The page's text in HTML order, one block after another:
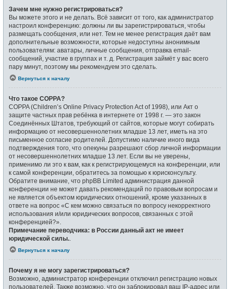
Зачем мне нужно регистрироваться?
Вы можете этого и не делать. Всё зависит от того, как администратор
настроил конференцию: должны ли вы зарегистрироваться, чтобы
размещать сообщения, или нет. Тем не менее регистрация даёт вам
дополнительные возможности, которые недоступны анонимным
пользователям: аватары, личные сообщения, отправка email-
сообщений, участие в группах и т. д. Регистрация займёт у вас всего
пару минут, поэтому мы рекомендуем это сделать.
Вернуться к началу
Что такое COPPA?
COPPA (Children’s Online Privacy Protection Act of 1998), или Акт о
защите частных прав ребёнка в интернете от 1998 г. — это закон
Соединённых Штатов, требующий от сайтов, которые могут собирать
информацию от несовершеннолетних младше 13 лет, иметь на это
письменное согласие родителей. Допустимо наличие иного вида
подтверждения того, что опекуны разрешают сбор личной информации
от несовершеннолетних младше 13 лет. Если вы не уверены,
применимо ли это к вам, как к регистрирующемуся на конференции, или
к самой конференции, обратитесь за помощью к юрисконсульту.
Обратите внимание, что phpBB Limited администрация данной
конференции не может давать рекомендаций по правовым вопросам и
не является объектом юридических отношений, кроме указанных в
ответе на вопрос «С кем можно связаться по вопросу некорректного
использования и/или юридических вопросов, связанных с этой
конференцией?».
Примечание переводчика: в России данный акт не имеет
юридической силы.
Вернуться к началу
Почему я не могу зарегистрироваться?
Возможно, администратор конференции отключил регистрацию новых
пользователей. Также возможно, что он заблокировал ваш IP-адрес или